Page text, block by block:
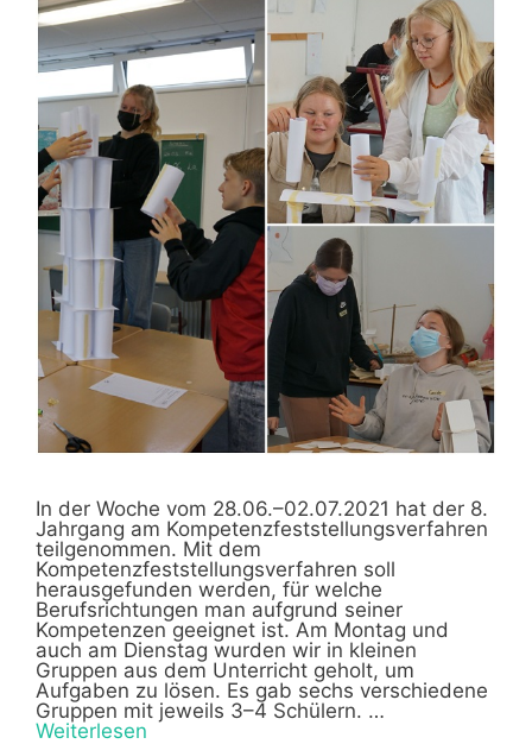
In der Woche vom 28.06.–02.07.2021 hat der 8.
Jahrgang am Kompetenzfeststellungsverfahren
teilgenommen. Mit dem
Kompetenzfeststellungsverfahren soll
herausgefunden werden, für welche
Berufsrichtungen man aufgrund seiner
Kompetenzen geeignet ist. Am Montag und
auch am Dienstag wurden wir in kleinen
Gruppen aus dem Unterricht geholt, um
Aufgaben zu lösen. Es gab sechs verschiedene
Gruppen mit jeweils 3–4 Schülern. …
Weiterlesen